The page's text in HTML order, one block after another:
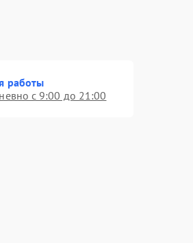
работы
с 9:00 до 21:00